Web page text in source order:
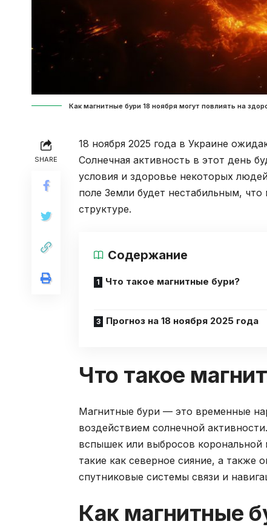
Как магнитные бури 18 ноября могут повлиять на
SHARE
18 ноября 2025 года в Украине
Солнечная активность в этот день
условия и здоровье некоторых
поле Земли будет нестабильным,
структуре.
Содержание
Что такое магнитные бури?
Прогноз на 18 ноября 2025 года
Что такое
Магнитные бури — это временные
воздействием солнечной
вспышек или выбросов корональной
такие как северное сияние, а также
спутниковые системы связи и
Как магнитные